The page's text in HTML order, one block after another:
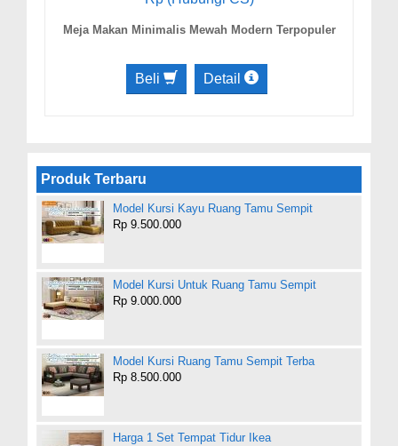
Meja Makan Minimalis Mewah Modern Terpopuler
Beli Detail
Produk Terbaru
Model Kursi Kayu Ruang Tamu Sempit
Rp 9.500.000
Model Kursi Untuk Ruang Tamu Sempit
Rp 9.000.000
Model Kursi Ruang Tamu Sempit Terba
Rp 8.500.000
Harga 1 Set Tempat Tidur Ikea